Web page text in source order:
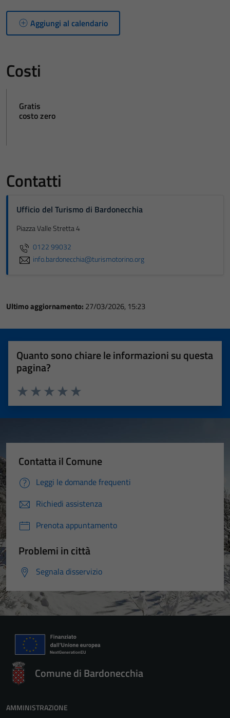
Aggiungi al calendario
Costi
Gratis
costo zero
Contatti
Ufficio del Turismo di Bardonecchia
Piazza Valle Stretta 4
0122 99032
info.bardonecchia@turismotorino.org
Ultimo aggiornamento: 27/03/2026, 15:23
Quanto sono chiare le informazioni su questa
pagina?
Valuta 5 stelle su 5
Valuta 4 stelle su 5
Valuta 3 stelle su 5
Valuta 2 stelle su 5
Valuta 1 stelle su 5
Contatta il Comune
Leggi le domande frequenti
Richiedi assistenza
Prenota appuntamento
Problemi in città
Segnala disservizio
Comune di Bardonecchia
AMMINISTRAZIONE